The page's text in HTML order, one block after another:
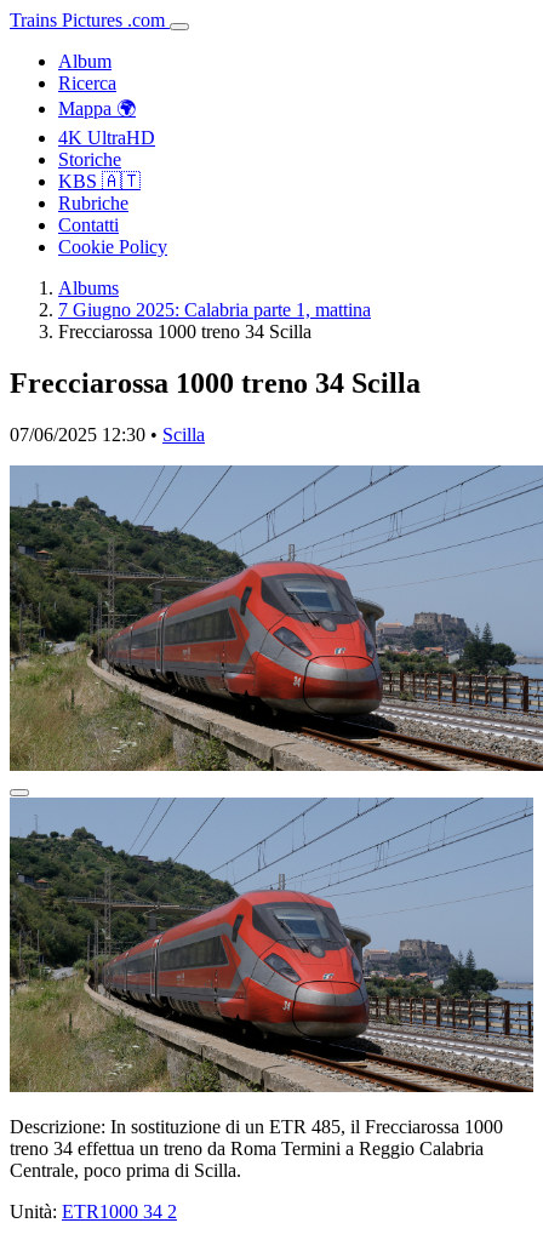
Trains Pictures .com
Album
Ricerca
Mappa 🌍
4K UltraHD
Storiche
KBS 🇦🇹
Rubriche
Contatti
Cookie Policy
Albums
7 Giugno 2025: Calabria parte 1, mattina
Frecciarossa 1000 treno 34 Scilla
Frecciarossa 1000 treno 34 Scilla
07/06/2025 12:30 • Scilla
Descrizione: In sostituzione di un ETR 485, il Frecciarossa 1000
treno 34 effettua un treno da Roma Termini a Reggio Calabria
Centrale, poco prima di Scilla.
Unità: ETR1000 34 2